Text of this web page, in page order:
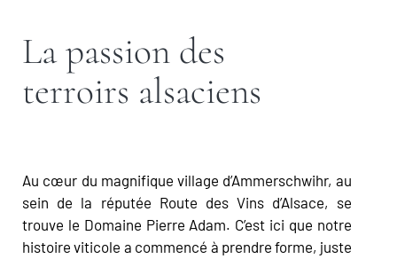
La passion des
terroirs alsaciens
Au cœur du magnifique village d’Ammerschwihr, au
sein de la réputée Route des Vins d’Alsace, se
trouve le Domaine Pierre Adam. C’est ici que notre
histoire viticole a commencé à prendre forme, juste